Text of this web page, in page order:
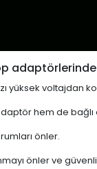
yüksek voltajdan
hem de
önler.
önler ve